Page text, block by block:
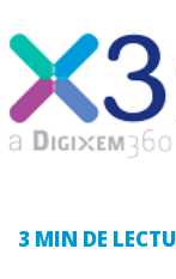
3 MIN DE